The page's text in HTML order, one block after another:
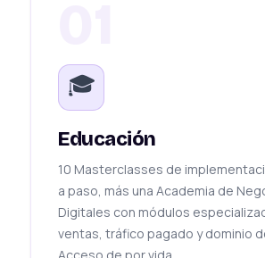
🎓
Educación
10 Masterclasses de
a paso, más una Academia de
Digitales con módulos
ventas, tráfico pagado y dominio